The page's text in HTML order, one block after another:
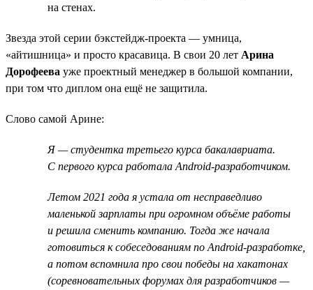
на стенах.
Звезда этой серии бэкстейдж-проекта — умница,
«айтишница» и просто красавица. В свои 20 лет Арина
Дорофеева уже проектный менеджер в большой компании,
при том что диплом она ещё не защитила.
Слово самой Арине:
Я — студентка третьего курса бакалавриата.
С первого курса работала Android-разработчиком.
Летом 2021 года я устала от несправедливо
маленькой зарплаты при огромном объёме работы
и решила сменить компанию. Тогда же начала
готовиться к собеседованиям по Android-разработке,
а потом вспомнила про свои победы на хакатонах
(соревновательных форумах для разработчиков —